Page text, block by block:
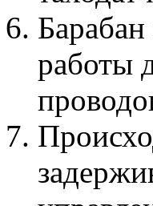
Барабан
работы